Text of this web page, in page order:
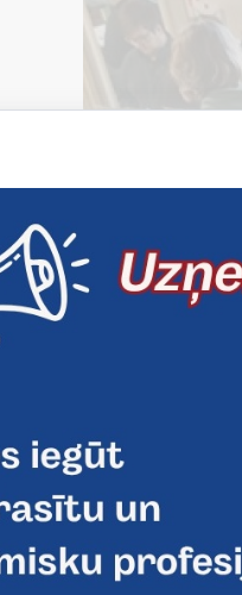
Latvijas Skolas